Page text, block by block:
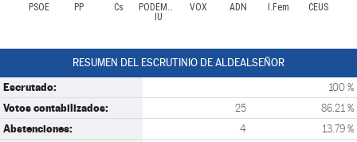
PSOE PP Cs
PODEMOS-
IU
VOX ADÑ I.Fem CEUS
RESUMEN DEL ESCRUTINIO DE ALDEALSEÑOR
Escrutado: 100 %
Votos contabilizados: 25 86.21 %
Abstenciones: 4 13.79 %